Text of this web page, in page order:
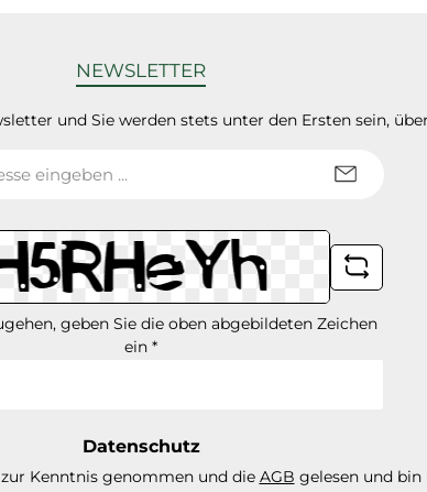
NEWSLETTER
und Sie werden stets unter den Ersten sein,
geben Sie die oben abgebildeten Zeichen
ein *
Datenschutz
Kenntnis genommen und die AGB gelesen und